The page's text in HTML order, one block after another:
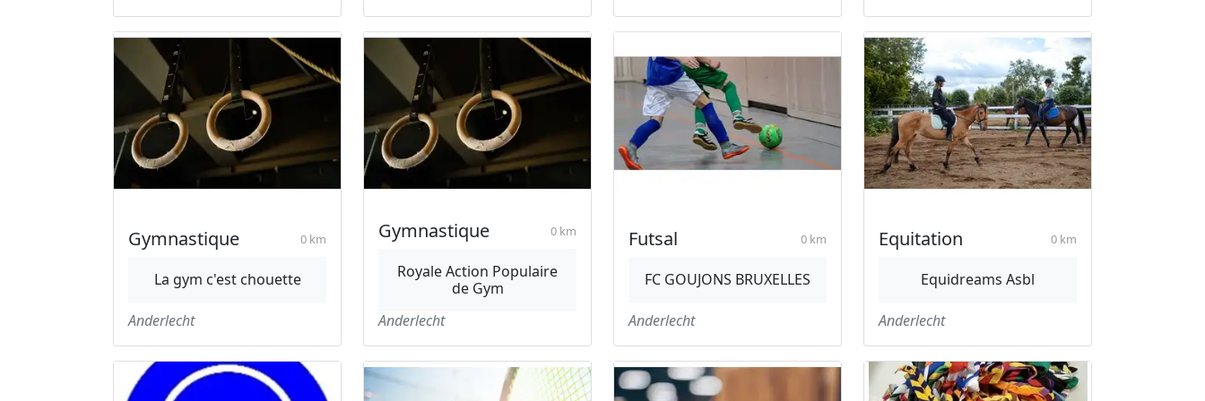
Gymnastique 0 km
La gym c'est chouette
Anderlecht
Gymnastique 0 km
Royale Action Populaire
de Gym
Anderlecht
Futsal 0 km
FC GOUJONS BRUXELLES
Anderlecht
Equitation 0 km
Equidreams Asbl
Anderlecht